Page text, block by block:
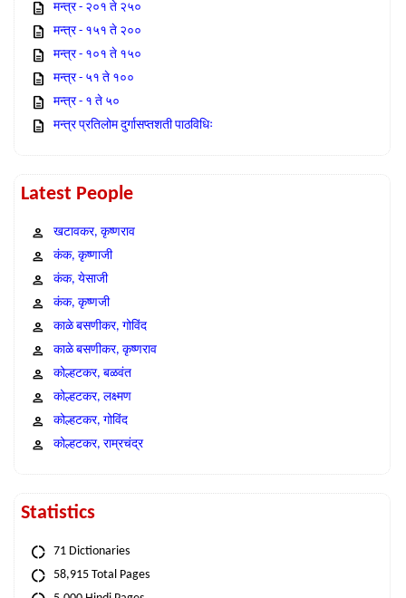
मन्त्र - २०१ ते २५०
मन्त्र - १५१ ते २००
मन्त्र - १०१ ते १५०
मन्त्र - ५१ ते १००
मन्त्र - १ ते ५०
मन्त्र प्रतिलोम दुर्गासप्तशती पाठविधिः
Latest People
खटावकर, कृष्णराव
कंक, कृष्णाजी
कंक, येसाजी
कंक, कृष्णजी
काळे बसणीकर, गोविंद
काळे बसणीकर, कृष्णराव
कोल्हटकर, बळवंत
कोल्हटकर, लक्ष्मण
कोल्हटकर, गोविंद
कोल्हटकर, राम्रचंद्र
Statistics
71 Dictionaries
58,915 Total Pages